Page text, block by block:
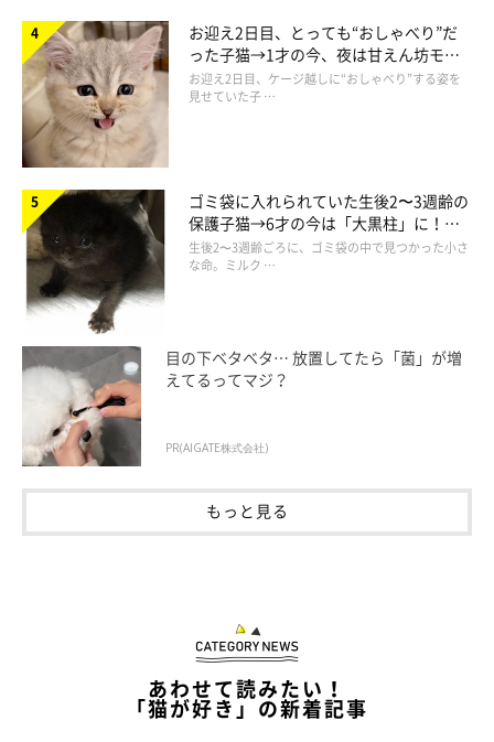
だって…そうでしょう！？
シャーはこっちくんな！！！の威嚇なわけで…
猫パンチはたまちゃんから私に触れてくるわけですよ。
おかーさんから逃げてばっかりだったあの子が
自らおかーさんに触れてくるんですよ！？
その喜びに比べたら、これくらいかすり傷なのですよ！！
（いや、引っ掻き傷な）
お迎え2日目、とっても“おしゃべり”だ
った子猫→1才の今、夜は甘えん坊モー
ドになるコに成長！
お迎え2日目、ケージ越しに“おしゃべり”する姿を
見せていた子 …
ゴミ袋に入れられていた生後2〜3週齢の
保護子猫→6才の今は「大黒柱」に！
美しい黒猫に成長した姿にグッとくる
生後2〜3週齢ごろに、ゴミ袋の中で見つかった小さ
な命。ミルク …
目の下ベタベタ… 放置してたら「菌」が増
えてるってマジ？
PR(AIGATE株式会社)
もっと見る
あわせて読みたい！
「猫が好き」の新着記事